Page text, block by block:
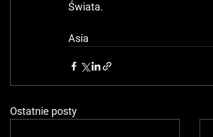
Świata.
Asia
Ostatnie posty